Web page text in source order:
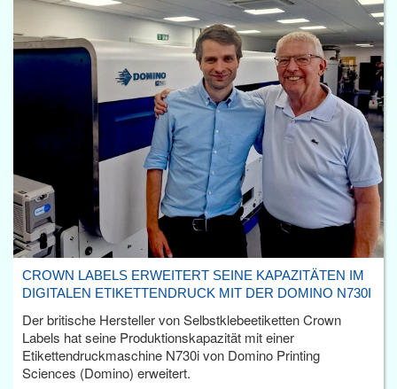
CROWN LABELS ERWEITERT SEINE KAPAZITÄTEN IM
DIGITALEN ETIKETTENDRUCK MIT DER DOMINO N730I
Der britische Hersteller von Selbstklebeetiketten Crown
Labels hat seine Produktionskapazität mit einer
Etikettendruckmaschine N730i von Domino Printing
Sciences (Domino) erweitert.